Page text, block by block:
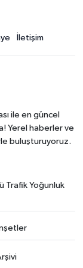
İletişim
ile en güncel
Yerel haberler ve
buluşturuyoruz.
Trafik Yoğunluk